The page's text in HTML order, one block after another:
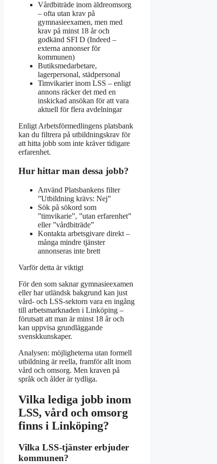
Vårdbiträde inom äldreomsorg
– ofta utan krav på
gymnasieexamen, men med
krav på minst 18 år och
godkänd SFI D (Indeed –
externa annonser för
kommunen)
Butiksmedarbetare,
lagerpersonal, städpersonal
Timvikarier inom LSS – enligt
annons räcker det med en
inskickad ansökan för att vara
aktuell för flera avdelningar
Enligt Arbetsförmedlingens platsbank
kan du filtrera på utbildningskrav för
att hitta jobb som inte kräver tidigare
erfarenhet.
Hur hittar man dessa jobb?
Använd Platsbankens filter
”Utbildning krävs: Nej”
Sök på sökord som
”timvikarie”, ”utan erfarenhet”
eller ”vårdbiträde”
Kontakta arbetsgivare direkt –
många mindre tjänster
annonseras inte brett
Varför detta är viktigt
För den som saknar gymnasieexamen
eller har utländsk bakgrund kan just
vård- och LSS-sektorn vara en ingång
till arbetsmarknaden i Linköping –
förutsatt att man är minst 18 år och
kan uppvisa grundläggande
svenskkunskaper.
Analysen: möjligheterna utan formell
utbildning är reella, framför allt inom
vård och omsorg. Men kraven på
språk och ålder är tydliga.
Vilka lediga jobb inom
LSS, vård och omsorg
finns i Linköping?
Vilka LSS-tjänster erbjuder
kommunen?